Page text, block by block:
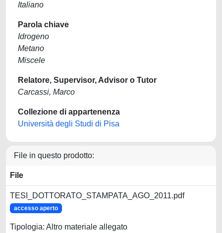
Italiano
Parola chiave
Idrogeno
Metano
Miscele
Relatore, Supervisor, Advisor o Tutor
Carcassi, Marco
Collezione di appartenenza
Università degli Studi di Pisa
File in questo prodotto:
File
TESI_DOTTORATO_STAMPATA_AGO_2011.pdf
accesso aperto
Tipologia: Altro materiale allegato